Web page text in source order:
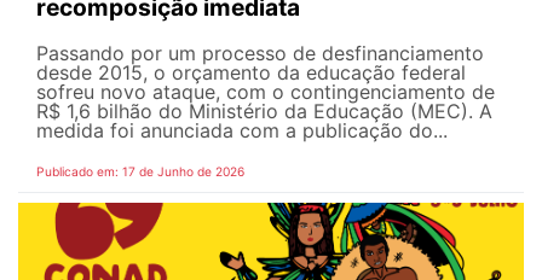
recomposição imediata
Passando por um processo de desfinanciamento
desde 2015, o orçamento da educação federal
sofreu novo ataque, com o contingenciamento de
R$ 1,6 bilhão do Ministério da Educação (MEC). A
medida foi anunciada com a publicação do...
Publicado em: 17 de Junho de 2026